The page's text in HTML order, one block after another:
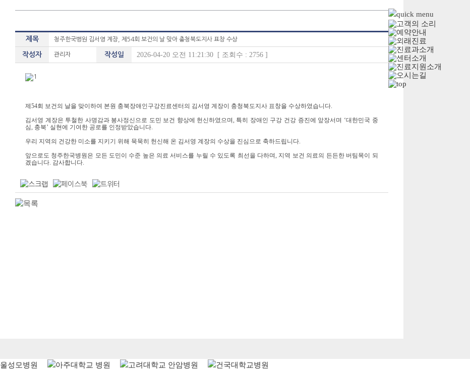
제목 청주한국병원 김서영 계장, 제54회 보건의 날 맞아 충청북도지사 표창 수상
작성자 관리자 작성일 2026-04-20 오전 11:21:30 [ 조회수 : 2756 ]
제 54회 보건의 날을 맞이하여 본원 충북장애인구강진료센터의 김서영 계장이 충청북도지사 표창을 수상하였습니다.
김서영 계장은 투철한 사명감과 봉사정신으로 도민 보건 향상에 헌신하였으며, 특히 장애인 구강 건강 증진에 앞장서며 ‘대한민국 중
심, 충북’ 실현에 기여한 공로를 인정받았습니다.
우리 지역의 건강한 미소를 지키기 위해 묵묵히 헌신해 온 김서영 계장의 수상을 진심으로 축하드립니다.
앞으로도 청주한국병원은 모든 도민이 수준 높은 의료 서비스를 누릴 수 있도록 최선을 다하며, 지역 보건 의료의 든든한 버팀목이 되
겠습니다. 감사합니다.